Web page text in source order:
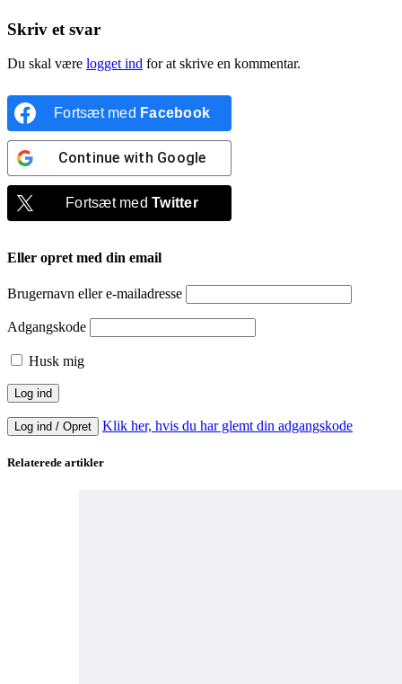
Skriv et svar
Du skal være logget ind for at skrive en kommentar.
Fortsæt med Facebook
Continue with Google
Fortsæt medTwitter
Eller opret med din email
Brugernavn eller e-mailadresse
Adgangskode
Husk mig
Log ind / Opret Klik her, hvis du har glemt din adgangskode
Relaterede artikler